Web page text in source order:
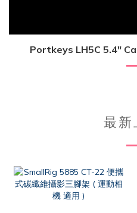
Portkeys LH5C 5.4″
最新